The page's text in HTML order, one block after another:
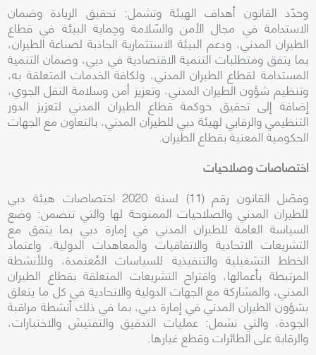
وحدّد القانون أهداف الهيئة وتشمل: تحقيق الريادة وضمان
الاستدامة في مجال الأمن والسّلامة وحِماية البيئة في قطاع
الطيران المدني، ودعم البيئة الاستثمارية الجاذبة لصناعة الطيران،
بما يتفق ومتطلبات التنمية الاقتصادية في دبي، وضمان التنمية
المستدامة لقطاع الطيران المدني، ولكافة الخدمات المتعلقة به،
وتنظيم شؤون الطيران المدني، وتعزيز أمن وسلامة النقل الجوي،
إضافة إلى تحقيق حوكمة قطاع الطيران المدني لتعزيز الدور
التنظيمي والرقابي لهيئة دبي للطيران المدني، بالتعاون مع الجهات
الحكومية المعنية بقطاع الطيران.
اختصاصات وصلاحيات
وفصّل القانون رقم (11) لسنة 2020 اختصاصات هيئة دبي
للطيران المدني والصلاحيات الممنوحة لها والتي تتضمن: وضع
السياسة العامة للطيران المدني في إمارة دبي بما يتفق مع
التشريعات الاتحادية والاتفاقيات والمعاهدات الدولية، واعتماد
الخطط التشغيلية والتنفيذية للسياسات المُعتمدة، وللأنشطة
المرتبطة بأعمالها، واقتراح التشريعات المتعلقة بقطاع الطيران
المدني، والمشاركة مع الجهات الدولية والاتحادية في كل ما يتعلق
بشؤون الطيران المدني في إمارة دبي، بما في ذلك أنشطة مراقبة
الجودة، والتي تشمل: عمليات التدقيق والتفتيش والاختبارات،
والرقابة على الطائرات وقطع غيارها.